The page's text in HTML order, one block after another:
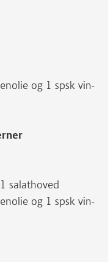
og 1 spsk vin-
salathoved
og 1 spsk vin-